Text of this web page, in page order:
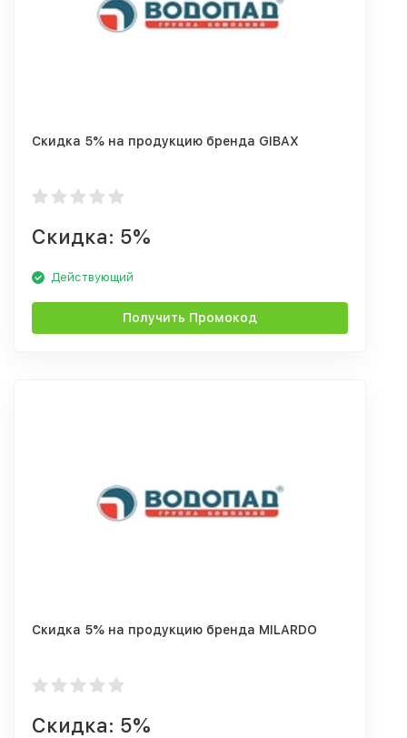
Скидка 5% на продукцию бренда GIBAX
Скидка: 5%
Действующий
Получить Промокод
Скидка 5% на продукцию бренда MILARDO
Скидка: 5%